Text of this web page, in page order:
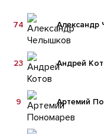
Александр
74
Андрей
23
Артемий
9